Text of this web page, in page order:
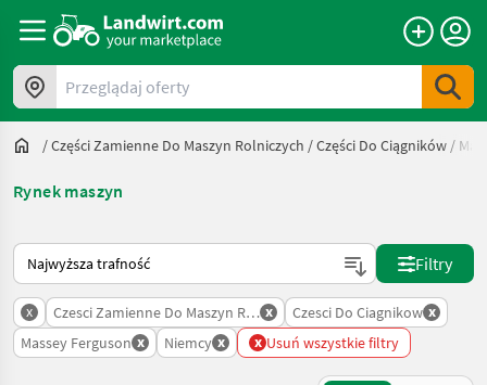
Przeglądaj oferty
/Części Zamienne Do Maszyn Rolniczych /Części Do Ciągników /
Rynek maszyn
Tak sortuje się na Landwirt.com
Filtry
x Czesci Zamienne Do Maszyn Rolniczych
x Czesci Do Ciagnikow x
Massey Ferguson x Niemcy x x Usuń wszystkie filtry